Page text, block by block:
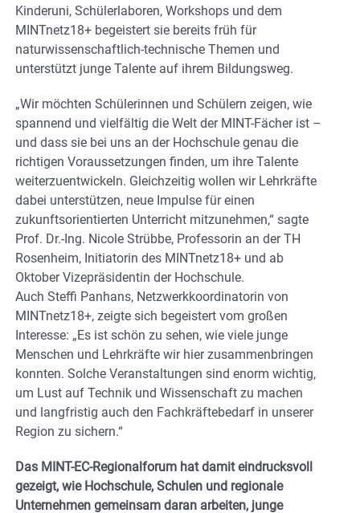
Kinderuni, Schülerlaboren, Workshops und dem
MINTnetz18+ begeistert sie bereits früh für
naturwissenschaftlich-technische Themen und
unterstützt junge Talente auf ihrem Bildungsweg.
„Wir möchten Schülerinnen und Schülern zeigen, wie
spannend und vielfältig die Welt der MINT-Fächer ist –
und dass sie bei uns an der Hochschule genau die
richtigen Voraussetzungen finden, um ihre Talente
weiterzuentwickeln. Gleichzeitig wollen wir Lehrkräfte
dabei unterstützen, neue Impulse für einen
zukunftsorientierten Unterricht mitzunehmen,“ sagte
Prof. Dr.-Ing. Nicole Strübbe, Professorin an der TH
Rosenheim, Initiatorin des MINTnetz18+ und ab
Oktober Vizepräsidentin der Hochschule.
Auch Steffi Panhans, Netzwerkkoordinatorin von
MINTnetz18+, zeigte sich begeistert vom großen
Interesse: „Es ist schön zu sehen, wie viele junge
Menschen und Lehrkräfte wir hier zusammenbringen
konnten. Solche Veranstaltungen sind enorm wichtig,
um Lust auf Technik und Wissenschaft zu machen
und langfristig auch den Fachkräftebedarf in unserer
Region zu sichern.“
Das MINT-EC-Regionalforum hat damit eindrucksvoll
gezeigt, wie Hochschule, Schulen und regionale
Unternehmen gemeinsam daran arbeiten, junge